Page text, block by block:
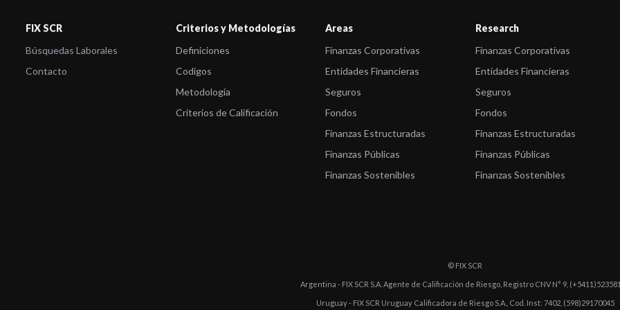
FIX SCR
Búsquedas Laborales
Contacto
Criterios y Metodologías
Definiciones
Codigos
Metodología
Criterios de Calificación
Areas
Finanzas Corporativas
Entidades Financieras
Seguros
Fondos
Finanzas Estructuradas
Finanzas Públicas
Finanzas Sostenibles
Research
Finanzas Corporativas
Entidades Financieras
Seguros
Fondos
Finanzas Estructuradas
Finanzas Públicas
Finanzas Sostenibles
© FIX SCR
Argentina - FIX SCR S.A. Agente de Calificación de Riesgo, Registro CNV N° 9,
Uruguay - FIX SCR Uruguay Calificadora de Riesgo S.A., Cod. Inst: 7402, (598)29170045